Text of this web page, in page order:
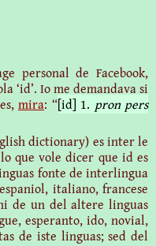
personal de Facebook,
‘id’. Io me demandava si
mira: “[id] 1. pron pers
dictionary) es inter le
que vole dicer que id es
fonte de interlingua
italiano, francese
de un del altere linguas
esperanto, ido, novial,
de iste linguas; sed del